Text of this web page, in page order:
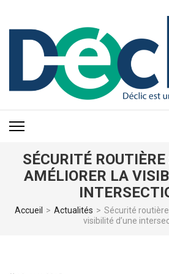
SÉCURITÉ
AMÉLIORER LA
Accueil > Actualités > Sécurité
visibilité d’une